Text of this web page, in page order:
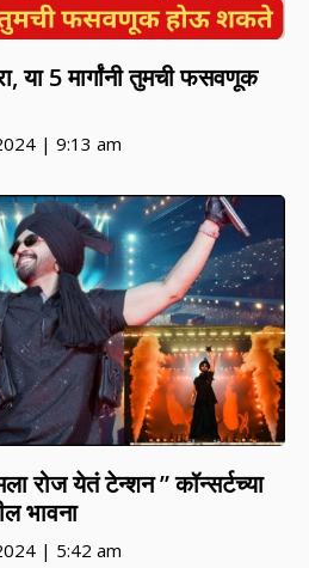
या 5 मार्गांनी तुमची फसवणूक
9:13 am
येतं टेन्शन ” कॉन्सर्टच्या
भावना
5:42 am